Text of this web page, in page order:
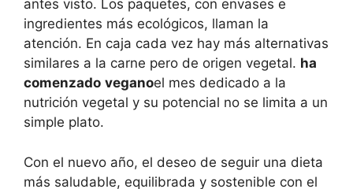
antes visto. Los paquetes, con envases e
ingredientes más ecológicos, llaman la
atención. En caja cada vez hay más alternativas
similares a la carne pero de origen vegetal. ha
comenzado veganoel mes dedicado a la
nutrición vegetal y su potencial no se limita a un
simple plato.
Con el nuevo año, el deseo de seguir una dieta
más saludable, equilibrada y sostenible con el